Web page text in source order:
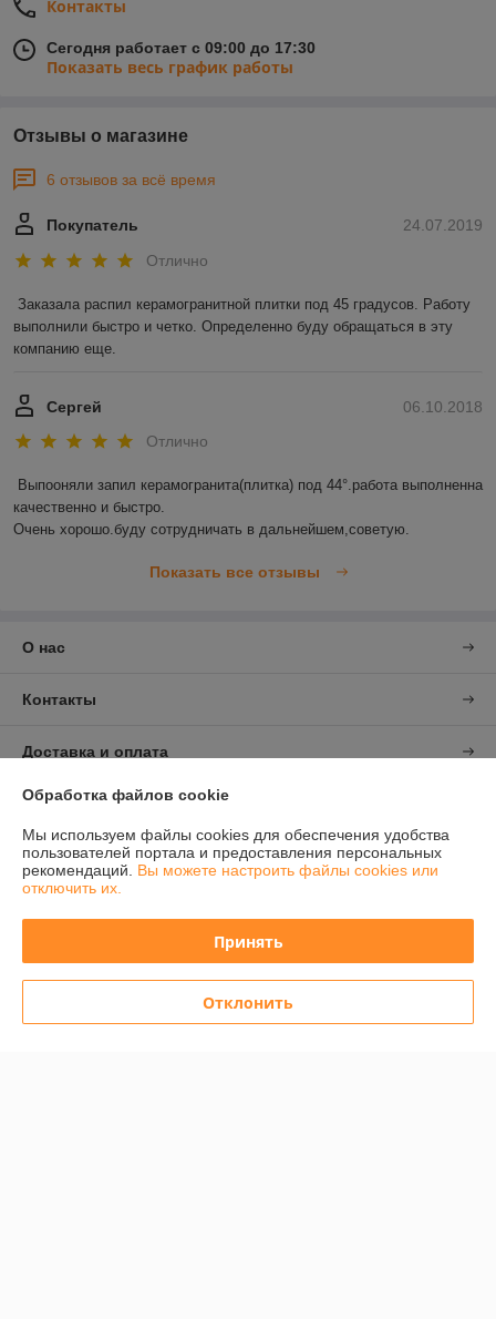
Контакты
Сегодня работает с 09:00 до 17:30
Показать весь график работы
Отзывы о магазине
6 отзывов за всё время
24.07.2019
Покупатель
Отлично
Заказала распил керамогранитной плитки под 45 градусов. Работу
выполнили быстро и четко. Определенно буду обращаться в эту
компанию еще.
06.10.2018
Сергей
Отлично
Выпооняли запил керамогранита(плитка) под 44°.работа выполненна
качественно и быстро.
Очень хорошо.буду сотрудничать в дальнейшем,советую.
Показать все отзывы
О нас
Контакты
Доставка и оплата
График работы
Полная версия сайта
Сайт создан на платформе Deal.by
Обработка файлов cookie
Мы используем файлы cookies для обеспечения удобства
пользователей портала и предоставления персональных
рекомендаций. Вы можете настроить файлы cookies или
отключить их.
Принять
Отклонить